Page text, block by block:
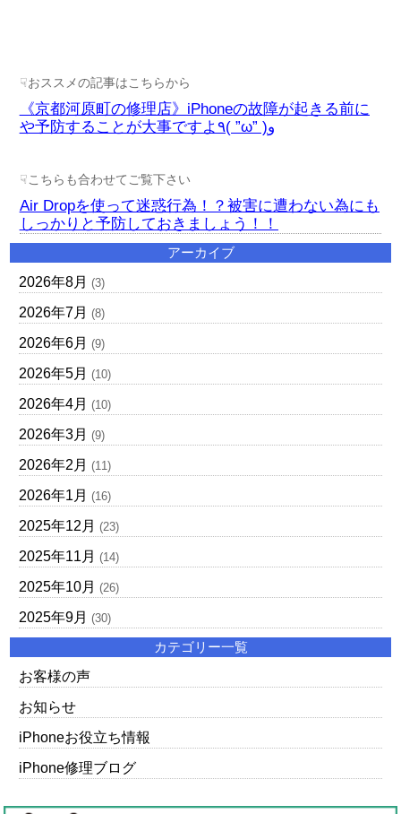
☟おススメの記事はこちらから
《京都河原町の修理店》iPhoneの故障が起きる前に
や予防することが大事ですよ٩( ”ω” )و
☟こちらも合わせてご覧下さい
Air Dropを使って迷惑行為！？被害に遭わない為にも
しっかりと予防しておきましょう！！
アーカイブ
2026年8月 (3)
2026年7月 (8)
2026年6月 (9)
2026年5月 (10)
2026年4月 (10)
2026年3月 (9)
2026年2月 (11)
2026年1月 (16)
2025年12月 (23)
2025年11月 (14)
2025年10月 (26)
2025年9月 (30)
カテゴリー一覧
お客様の声
お知らせ
iPhoneお役立ち情報
iPhone修理ブログ